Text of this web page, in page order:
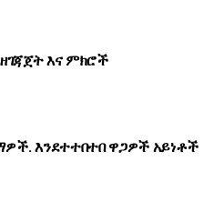
እና ምክሮች
እንደተተበተበ ዋጋዎች አይነቶች